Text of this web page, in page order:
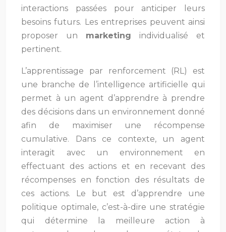
interactions passées pour anticiper leurs
besoins futurs. Les entreprises peuvent ainsi
proposer un marketing individualisé et
pertinent.
L’apprentissage par renforcement (RL) est
une branche de l’intelligence artificielle qui
permet à un agent d’apprendre à prendre
des décisions dans un environnement donné
afin de maximiser une récompense
cumulative. Dans ce contexte, un agent
interagit avec un environnement en
effectuant des actions et en recevant des
récompenses en fonction des résultats de
ces actions. Le but est d’apprendre une
politique optimale, c’est-à-dire une stratégie
qui détermine la meilleure action à